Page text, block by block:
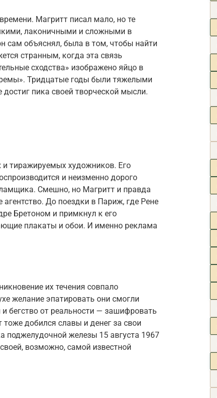
Магритт писал мало, но те
лаконичными и сложными в
сам объяснял, была в том, чтобы найти
странным, когда эта связь
сходства» изображено яйцо в
Тридцатые годы были тяжелыми
пика своей творческой мысли.
тиражируемых художников. Его
и неизменно дорого
Смешно, но Магритт и правда
До поездки в Париж, где Рене
Бретоном и примкнул к его
плакаты и обои. И именно реклама
их течения совпало
желание эпатировать они смогли
бегство от реальности — зашифровать
добился славы и денег за свои
поджелудочной железы 15 августа 1967
возможно, самой известной